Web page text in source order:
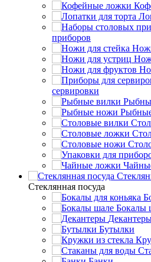
приборов
сервировки
Стеклянная посуда
Бокалы
Бутылки